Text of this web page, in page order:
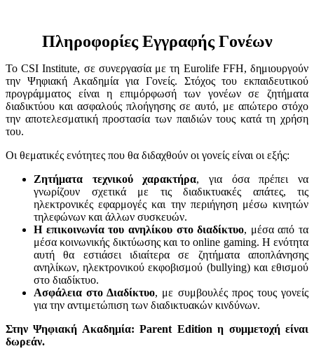
Πληροφορίες Εγγραφής Γονέων
Το CSI Institute, σε συνεργασία με τη Eurolife FFH, δημιουργούν
την Ψηφιακή Ακαδημία για Γονείς. Στόχος του εκπαιδευτικού
προγράμματος είναι η επιμόρφωσή των γονέων σε ζητήματα
διαδικτύου και ασφαλούς πλοήγησης σε αυτό, με απώτερο στόχο
την αποτελεσματική προστασία των παιδιών τους κατά τη χρήση
του.
Οι θεματικές ενότητες που θα διδαχθούν οι γονείς είναι οι εξής:
Ζητήματα τεχνικού χαρακτήρα, για όσα πρέπει να
γνωρίζουν σχετικά με τις διαδικτυακές απάτες, τις
ηλεκτρονικές εφαρμογές και την περιήγηση μέσω κινητών
τηλεφώνων και άλλων συσκευών.
Η επικοινωνία του ανηλίκου στο διαδίκτυο, μέσα από τα
μέσα κοινωνικής δικτύωσης και το online gaming. Η ενότητα
αυτή θα εστιάσει ιδιαίτερα σε ζητήματα αποπλάνησης
ανηλίκων, ηλεκτρονικού εκφοβισμού (bullying) και εθισμού
στο διαδίκτυο.
Ασφάλεια στο Διαδίκτυο, με συμβουλές προς τους γονείς
για την αντιμετώπιση των διαδικτυακών κινδύνων.
Στην Ψηφιακή Ακαδημία:Parent Edition η συμμετοχή είναι
δωρεάν.